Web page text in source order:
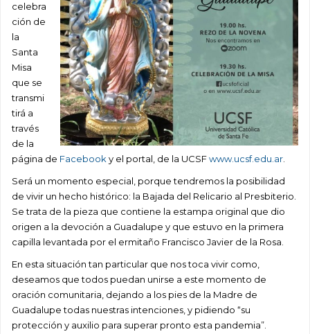
celebra
ción de
la
Santa
Misa
que se
transmi
tirá a
través
de la
página de Facebook y el portal, de la UCSFwww.ucsf.edu.ar
Será un momento especial, porque tendremos la posibilidad
de vivir un hecho histórico: la Bajada del Relicario al Presbiterio.
Se trata de la pieza que contiene la estampa original que dio
origen a la devoción a Guadalupe y que estuvo en la primera
capilla levantada por el ermitaño Francisco Javier de la Rosa.
En esta situación tan particular que nos toca vivir como,
deseamos que todos puedan unirse a este momento de
oración comunitaria, dejando a los pies de la Madre de
Guadalupe todas nuestras intenciones, y pidiendo “su
protección y auxilio para superar pronto esta pandemia”.